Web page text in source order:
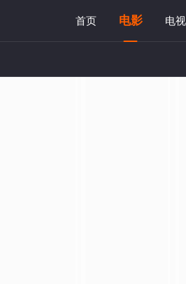
首页 电影 电